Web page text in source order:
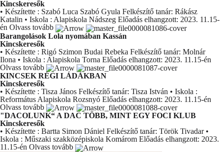
Kincskeresők
• Készítette : Szabó Luca Szabó Gyula Felkészítő tanár: Rákász
Katalin • Iskola : Alapiskola Nádszeg Előadás elhangzott: 2023. 11.15-
én Olvass tovább
Barangolások Lola nyomában Kassán
Kincskeresők
• Készítette : Rigó Szimon Budai Rebeka Felkészítő tanár: Molnár
Ilona • Iskola : Alapiskola Torna Előadás elhangzott: 2023. 11.15-én
Olvass tovább
KINCSEK RÉGI LÁDÁKBAN
Kincskeresők
• Készítette : Tisza János Felkészítő tanár: Tisza István • Iskola :
Református Alapiskola Rozsnyó Előadás elhangzott: 2023. 11.15-én
Olvass tovább
"DACOLUNK“ A DAC TÖBB, MINT EGY FOCI KLUB
Kincskeresők
• Készítette : Bartta Simon Dániel Felkészítő tanár: Török Tivadar •
Iskola : Műszaki szakközépiskola Komárom Előadás elhangzott: 2023.
11.15-én Olvass tovább